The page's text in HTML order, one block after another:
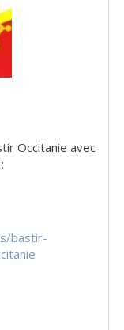
Occitanie avec
bastir-